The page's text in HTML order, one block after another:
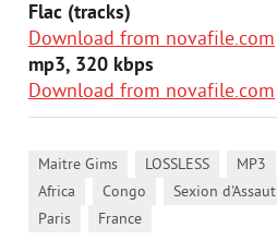
Flac (tracks)
Download from novafile.com
mp3, 320 kbps
Download from novafile.com
Maitre Gims LOSSLESS MP3
Africa Congo Sexion d'Assaut
Paris France